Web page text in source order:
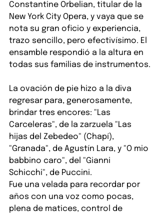
Constantine Orbelian, titular de la
New York City Opera, y vaya que se
nota su gran oficio y experiencia,
trazo sencillo, pero efectivísimo. El
ensamble respondió a la altura en
todas sus familias de instrumentos.
La ovación de pie hizo a la diva
regresar para, generosamente,
brindar tres encores: "Las
Carceleras", de la zarzuela "Las
hijas del Zebedeo" (Chapí),
"Granada", de Agustín Lara, y "O mio
babbino caro", del "Gianni
Schicchi", de Puccini.
Fue una velada para recordar por
años con una voz como pocas,
plena de matices, control de